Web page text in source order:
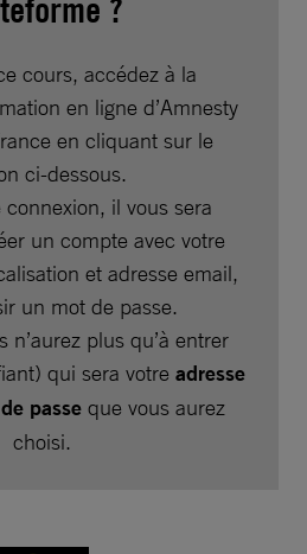
?
cours, accédez à la
en ligne d’Amnesty
en cliquant sur le
ci-dessous.
connexion, il vous sera
un compte avec votre
et adresse email,
un mot de passe.
n’aurez plus qu’à entrer
qui sera votre adresse
passeque vous aurez
choisi.